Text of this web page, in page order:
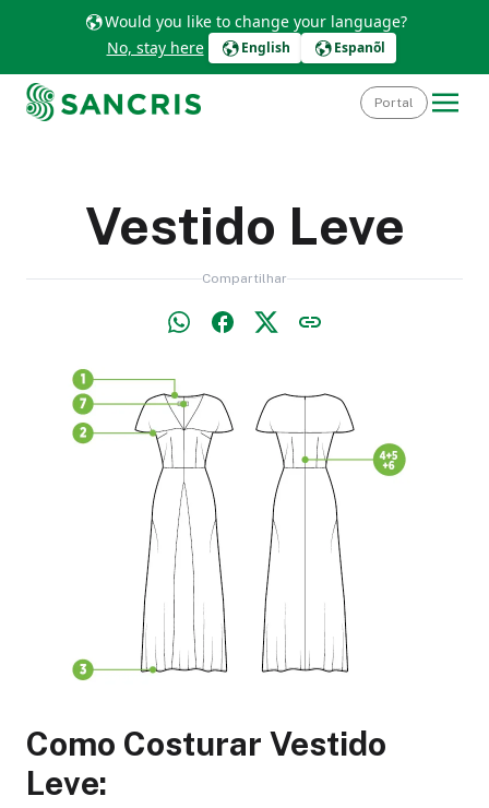
Would you like to change your language?
No, stay here
English Espanõl
Portal
Vestido Leve
Compartilhar
Como Costurar Vestido
Leve: